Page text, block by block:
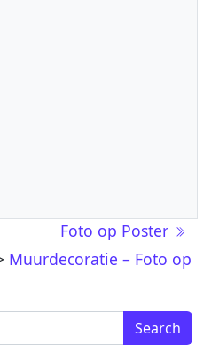
Foto op Poster
Muurdecoratie – Foto op